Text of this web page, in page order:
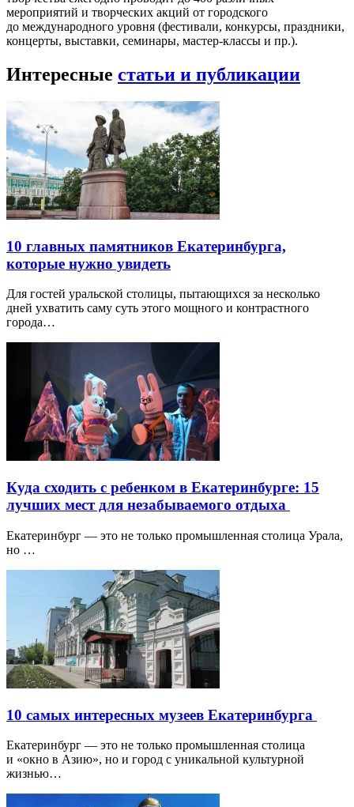
мероприятий и творческих акций от городского
до международного уровня (фестивали, конкурсы, праздники,
концерты, выставки, семинары, мастер-классы и пр.).
Интересные статьи и публикации
10 главных памятников Екатеринбурга,
которые нужно увидеть
Для гостей уральской столицы, пытающихся за несколько
дней ухватить саму суть этого мощного и контрастного
города…
Куда сходить с ребенком в Екатеринбурге: 15
лучших мест для незабываемого отдыха
Екатеринбург — это не только промышленная столица Урала,
но …
10 самых интересных музеев Екатеринбурга
Екатеринбург — это не только промышленная столица
и «окно в Азию», но и город с уникальной культурной
жизнью…